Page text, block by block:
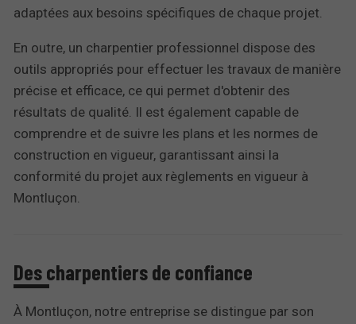
adaptées aux besoins spécifiques de chaque projet.
En outre, un charpentier professionnel dispose des
outils appropriés pour effectuer les travaux de manière
précise et efficace, ce qui permet d'obtenir des
résultats de qualité. Il est également capable de
comprendre et de suivre les plans et les normes de
construction en vigueur, garantissant ainsi la
conformité du projet aux règlements en vigueur à
Montluçon.
Des charpentiers de confiance
À Montluçon, notre entreprise se distingue par son